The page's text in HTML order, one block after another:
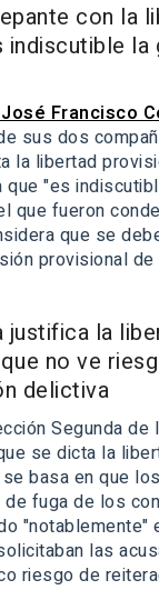
con la
indiscutible la
Francisco
sus dos
la libertad
que "es
que fueron
que se
provisional de
justifica la
no ve
delictiva
Segunda de
se dicta la
basa en que
fuga de los
"notablemente"
las
riesgo de